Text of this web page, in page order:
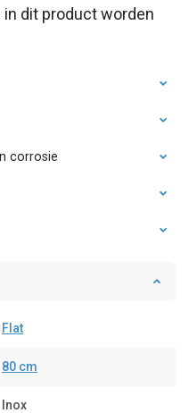
dit product worden
corrosie
Flat
80 cm
Inox